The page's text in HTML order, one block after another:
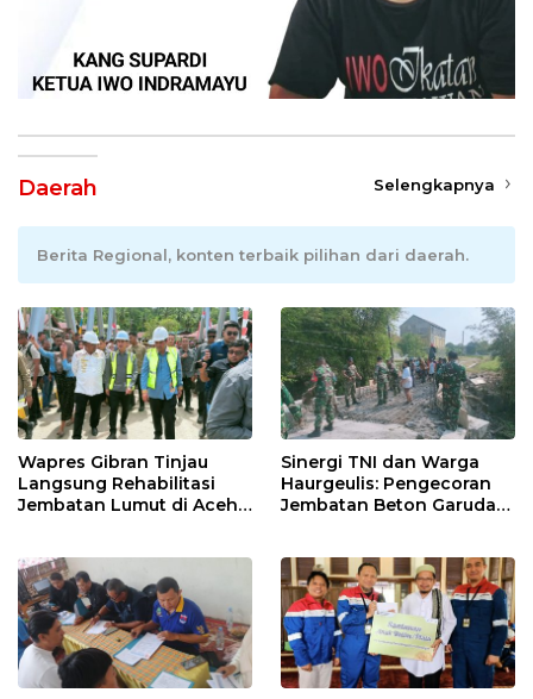
Daerah Selengkapnya
Berita Regional, konten terbaik pilihan dari daerah.
Wapres Gibran Tinjau
Langsung Rehabilitasi
Jembatan Lumut di Aceh
Sinergi TNI dan Warga
Haurgeulis: Pengecoran
Jembatan Beton Garuda